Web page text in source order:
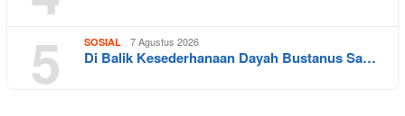
5 SOSIAL 7 Agustus 2026
Di Balik Kesederhanaan Dayah Bustanus Sa…